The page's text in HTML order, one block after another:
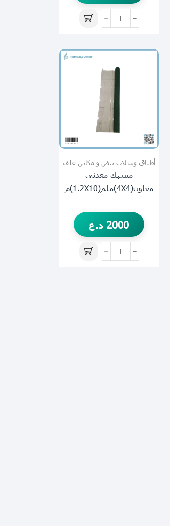
أطباق وسلات بيض و مكائن علف
مشبك معدني
مغلون(4X4)ملم(1.2X10)م
2000 د.ع